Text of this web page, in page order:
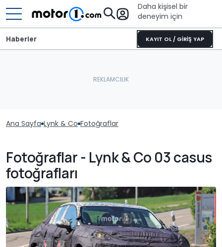
Daha kişisel bir
deneyim için
KAYIT OL / GİRİŞ YAP
Haberler
Ana Sayfa Lynk & Co Fotoğraflar
Fotoğraflar - Lynk & Co 03 casus
fotoğrafları